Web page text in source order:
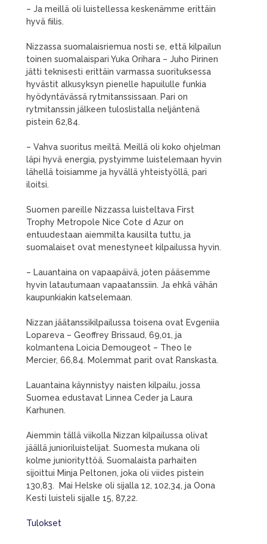
– Ja meillä oli luistellessa keskenämme erittäin
hyvä fiilis.
Nizzassa suomalaisriemua nosti se, että kilpailun
toinen suomalaispari Yuka Orihara – Juho Pirinen
jätti teknisesti erittäin varmassa suorituksessa
hyvästit alkusyksyn pienelle hapuilulle funkia
hyödyntävässä rytmitanssissaan. Pari on
rytmitanssin jälkeen tuloslistalla neljäntenä
pistein 62,84.
– Vahva suoritus meiltä. Meillä oli koko ohjelman
läpi hyvä energia, pystyimme luistelemaan hyvin
lähellä toisiamme ja hyvällä yhteistyöllä, pari
iloitsi.
Suomen pareille Nizzassa luisteltava First
Trophy Metropole Nice Cote d Azur on
entuudestaan aiemmilta kausilta tuttu, ja
suomalaiset ovat menestyneet kilpailussa hyvin.
– Lauantaina on vapaapäivä, joten pääsemme
hyvin latautumaan vapaatanssiin. Ja ehkä vähän
kaupunkiakin katselemaan.
Nizzan jäätanssikilpailussa toisena ovat Evgeniia
Lopareva – Geoffrey Brissaud, 69,01, ja
kolmantena Loicia Demougeot – Theo le
Mercier, 66,84. Molemmat parit ovat Ranskasta.
Lauantaina käynnistyy naisten kilpailu, jossa
Suomea edustavat Linnea Ceder ja Laura
Karhunen.
Aiemmin tällä viikolla Nizzan kilpailussa olivat
jäällä junioriluistelijat. Suomesta mukana oli
kolme juniorityttöä. Suomalaista parhaiten
sijoittui Minja Peltonen, joka oli viides pistein
130,83. Mai Helske oli sijalla 12, 102,34, ja Oona
Kesti luisteli sijalle 15, 87,22.
Tulokset